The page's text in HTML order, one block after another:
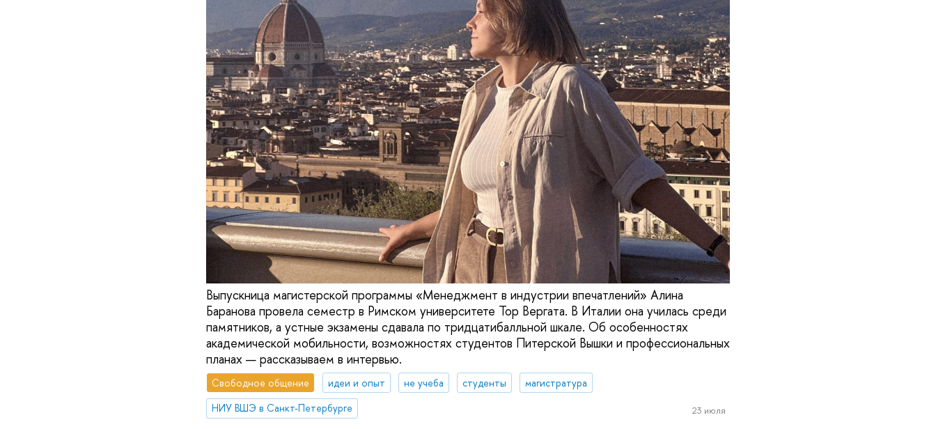
Выпускница магистерской программы «Менеджмент в индустрии впечатлений» Алина
Баранова провела семестр в Римском университете Тор Вергата. В Италии она училась среди
памятников, а устные экзамены сдавала по тридцатибалльной шкале. Об особенностях
академической мобильности, возможностях студентов Питерской Вышки и профессиональных
планах — рассказываем в интервью.
Свободное общение идеи и опыт не учеба студенты
магистратура
НИУ ВШЭ в Санкт-Петербурге
23 июля